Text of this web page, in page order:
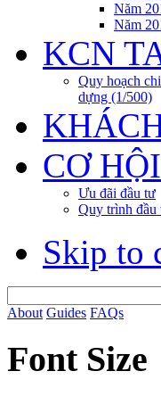
Năm
Năm
KCN
Quy hoạch
dựng (1/500)
CƠ
Ưu đãi đầu tư
Quy trình đầu
Skip to
About Guides FAQs
Font Size